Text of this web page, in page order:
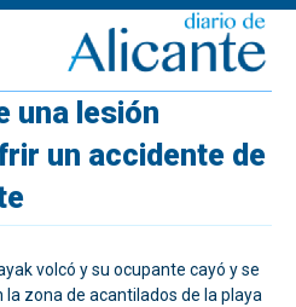
una lesión
un accidente de
volcó y su ocupante cayó y se
zona de acantilados de la playa